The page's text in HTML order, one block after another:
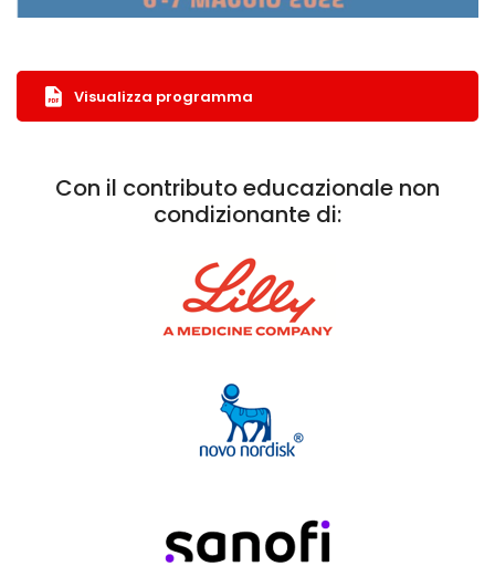
Visualizza programma
Con il contributo educazionale non
condizionante di: